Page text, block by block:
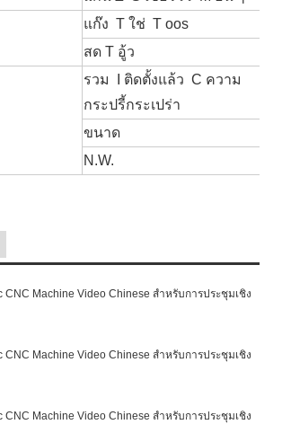
แก๊ง T ใช่ T oos
สด T อู้ว
รวม ติดตั้งแล้ว C ความ
กระปรี้กระเปร่า
ขนาด
N.W.